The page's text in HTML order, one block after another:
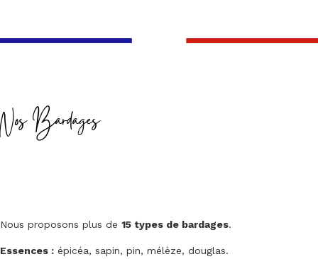
Nos Bardages
Nous proposons plus de 15 types de bardages.
Essences : épicéa, sapin, pin, mélèze, douglas.